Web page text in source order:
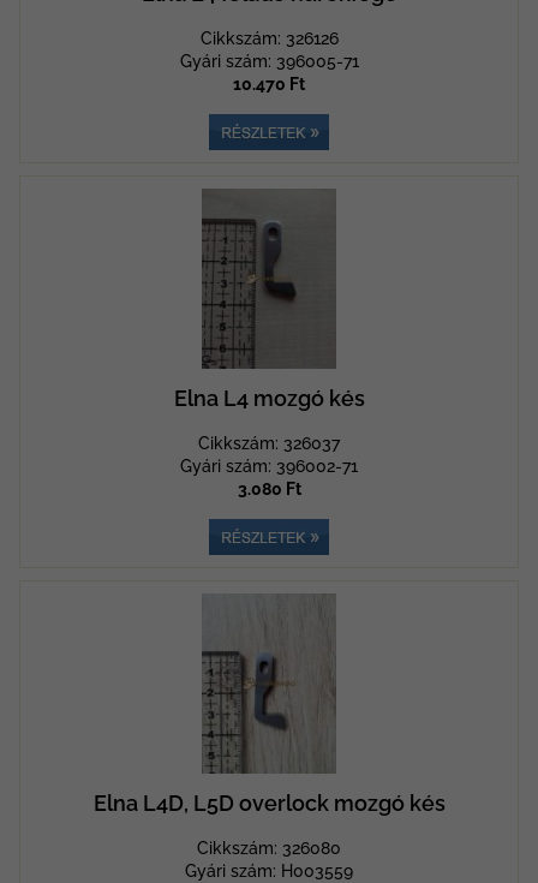
Cikkszám: 326126
Gyári szám: 396005-71
10.470 Ft
Elna L4 mozgó kés
Cikkszám: 326037
Gyári szám: 396002-71
3.080 Ft
Elna L4D, L5D overlock mozgó kés
Cikkszám: 326080
Gyári szám: H003559